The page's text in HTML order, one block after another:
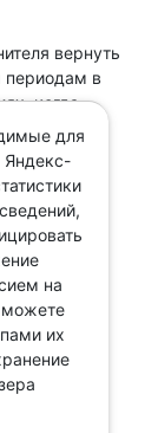
вернуть
периодам в
когда
период,
и об
от
от
для
Яндекс-
на
можете
их
рабочие